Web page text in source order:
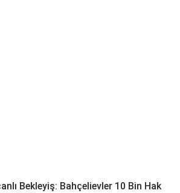
Bekleyiş: Bahçelievler 10 Bin Hak